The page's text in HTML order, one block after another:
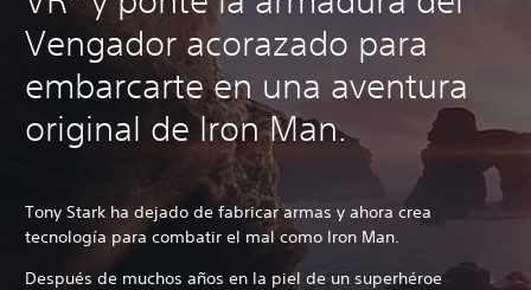
Vengador acorazado para
embarcarte en una aventura
original de Iron Man.
Tony Stark ha dejado de fabricar armas y ahora crea
tecnología para combatir el mal como Iron Man.
Después de muchos años en la piel de un superhéroe